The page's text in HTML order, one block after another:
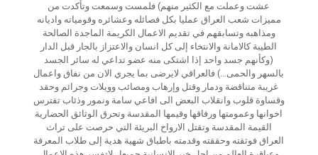
عشت وعملت مع الكثير منهم) فلمست وسمعت وتأكدت من
مميزات شعب العراق عمليا بكل فصائله وعشائره وقومياته واديانه
ومذاهبه وتسابقهم في تقديم الاعمال الكريمة الماجدة الصالحة
الطيبة كالامانة والانتخاء إلى كل انسان والاعتزاز بالجار قبل الدار
(وكأنهم جسد واحد إذا اشتكى منه عضو تداعي له سائر الجسد
بالسهر والحمى…) فالعراقي لايرضى بما يجري الان من نفاق واعمال
غريبة متناقضة ودمار وقتل وإرهاب ومصائب وويلات وجرائم وحقد
وقساوة قلوب وانقلاب البعض الى افاعي سامة ونمور وذئاب تفترس
اخوانها وعمومتها ورفاقها وقيمها المقدسة وتحرق الوثائق الحضارية
القيمة المقدسة وتقتل الارواح البريئة التي حرصت على تراث
العراق فوثقته وحققته وقدمته باطباق شهية هدية إلى طلاب المعرفة